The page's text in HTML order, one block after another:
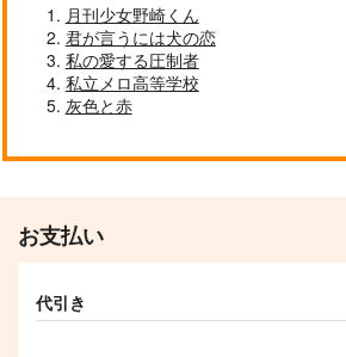
月刊少女野崎くん
君が言うには犬の恋
私の愛する圧制者
私立メロ高等学校
灰色と赤
お支払い
代引き